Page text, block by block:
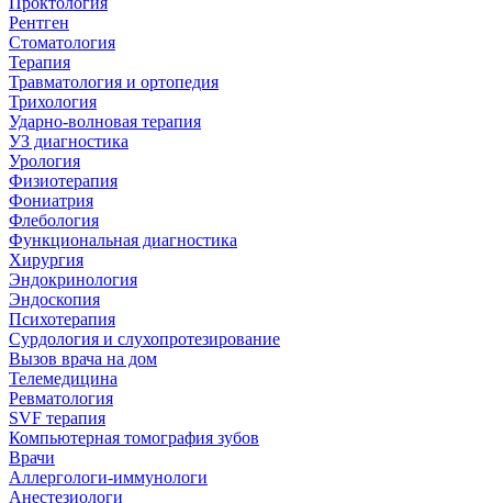
Рентген
Стоматология
Терапия
Травматология и ортопедия
Трихология
Ударно-волновая терапия
УЗ диагностика
Урология
Физиотерапия
Фониатрия
Флебология
Функциональная диагностика
Хирургия
Эндокринология
Эндоскопия
Психотерапия
Сурдология и слухопротезирование
Вызов врача на дом
Телемедицина
Ревматология
SVF терапия
Компьютерная томография зубов
Врачи
Аллергологи-иммунологи
Анестезиологи